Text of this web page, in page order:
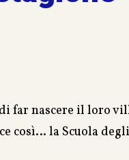
far nascere il loro
così… la Scuola degli